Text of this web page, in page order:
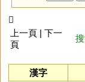
𨺟
上一頁 | 下一
頁
漢字